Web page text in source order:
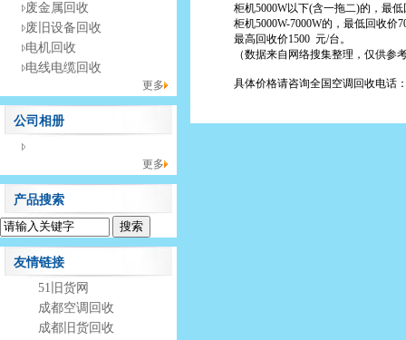
废金属回收
废旧设备回收
电机回收
电线电缆回收
更多
公司相册
没有相册分类！
更多
产品搜索
友情链接
51旧货网
成都空调回收
成都旧货回收
柜机5000W以下(含一拖二)的，最
柜机5000W-7000W的，最低回收
最高回收价1500 元/台。
（数据来自网络搜集整理，仅供参
具体价格请咨询全国空调回收电话